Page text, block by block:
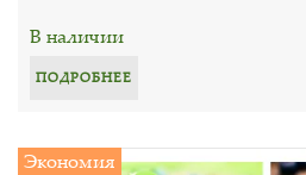
В наличии
ПОДРОБНЕЕ
Экономия